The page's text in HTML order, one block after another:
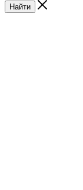
Найти